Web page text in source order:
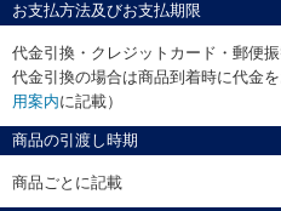
お支払方法及びお支払期限
代金引換・クレジットカード・郵便振
代金引換の場合は商品到着時に代金
用案内に記載）
商品の引渡し時期
商品ごとに記載